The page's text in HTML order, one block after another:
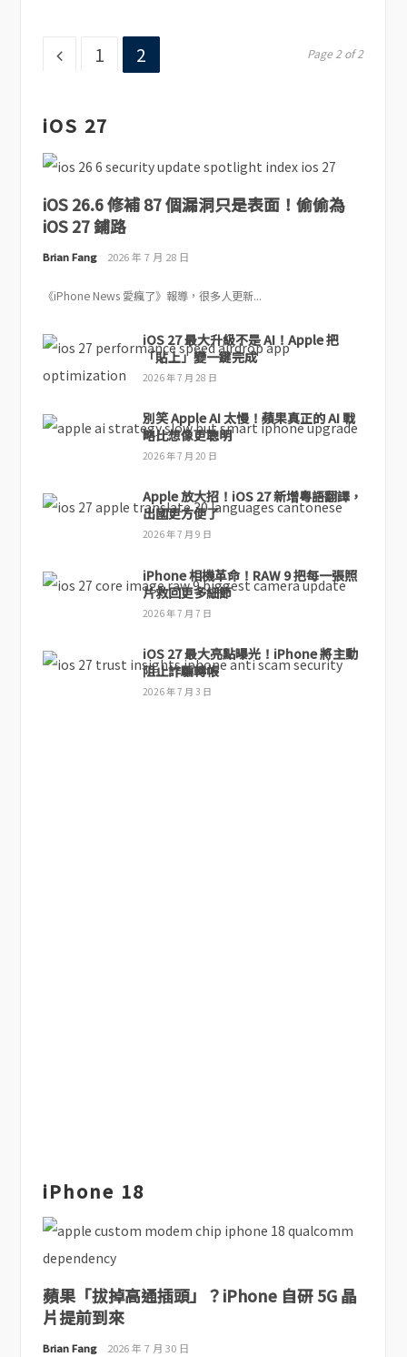
Page
1 Page
2 Page 2 of 2
iOS 27
iOS 26.6 修補 87 個漏洞只是表面！偷偷為
iOS 27 鋪路
Brian Fang 2026 年 7 月 28 日
《iPhone News 愛瘋了》報導，很多人更新...
iOS 27 最大升級不是 AI！Apple 把
「貼上」變一鍵完成
2026 年 7 月 28 日
別笑 Apple AI 太慢！蘋果真正的 AI 戰
略比想像更聰明
2026 年 7 月 20 日
Apple 放大招！iOS 27 新增粵語翻譯，
出國更方便了
2026 年 7 月 9 日
iPhone 相機革命！RAW 9 把每一張照
片救回更多細節
2026 年 7 月 7 日
iOS 27 最大亮點曝光！iPhone 將主動
阻止詐騙轉帳
2026 年 7 月 3 日
iPhone 18
蘋果「拔掉高通插頭」？iPhone 自研 5G 晶
片提前到來
Brian Fang 2026 年 7 月 30 日